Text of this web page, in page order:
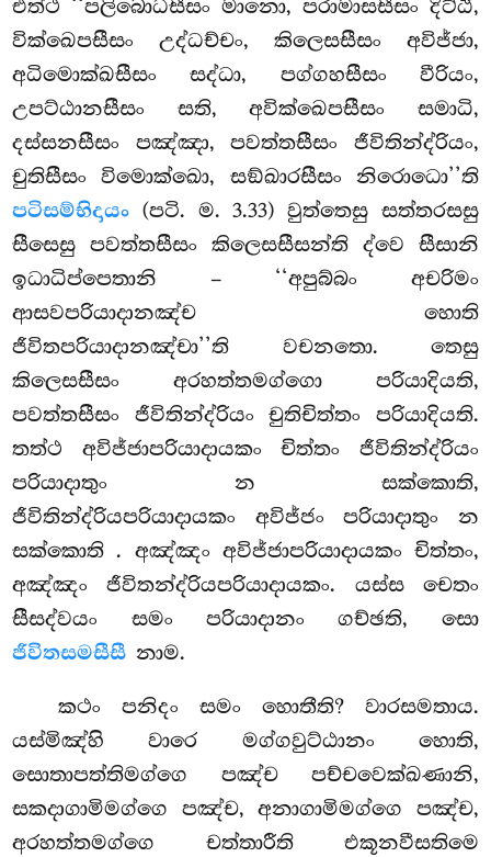
එත්ථ ‘‘පලිබොධසීසං මානො, පරාමාසසීසං දිට්ඨි,
වික්ඛෙපසීසං උද්ධච්චං, කිලෙසසීසං අවිජ්ජා,
අධිමොක්ඛසීසං සද්ධා, පග්ගහසීසං වීරියං,
උපට්ඨානසීසං සති, අවික්ඛෙපසීසං සමාධි,
දස්සනසීසං පඤ්ඤා, පවත්තසීසං ජීවිතින්ද්රියං,
චුතිසීසං විමොක්ඛො, සඞ්ඛාරසීසං නිරොධො’’ති
පටිසම්භිදායං (පටි. ම. 3.33) වුත්තෙසු සත්තරසසු
සීසෙසු පවත්තසීසං කිලෙසසීසන්ති ද්වෙ සීසානි
ඉධාධිප්පෙතානි – ‘‘අපුබ්බං අචරිමං
ආසවපරියාදානඤ්ච හොති
ජීවිතපරියාදානඤ්චා’’ති වචනතො. තෙසු
කිලෙසසීසං අරහත්තමග්ගො පරියාදියති,
පවත්තසීසං ජීවිතින්ද්රියං චුතිචිත්තං පරියාදියති.
තත්ථ අවිජ්ජාපරියාදායකං චිත්තං ජීවිතින්ද්රියං
පරියාදාතුං න සක්කොති,
ජීවිතින්ද්රියපරියාදායකං අවිජ්ජං පරියාදාතුං න
සක්කොති. අඤ්ඤං අවිජ්ජාපරියාදායකං චිත්තං,
අඤ්ඤං ජීවිතන්ද්රියපරියාදායකං. යස්ස චෙතං
සීසද්වයං සමං පරියාදානං ගච්ඡති, සො
ජීවිතසමසීසී නාම.
කථං පනිදං සමං හොතීති? වාරසමතාය.
යස්මිඤ්හි වාරෙ මග්ගවුට්ඨානං හොති,
සොතාපත්තිමග්ගෙ පඤ්ච පච්චවෙක්ඛණානි,
සකදාගාමිමග්ගෙ පඤ්ච, අනාගාමිමග්ගෙ පඤ්ච,
අරහත්තමග්ගෙ චත්තාරීති එකූනවීසතිමෙ